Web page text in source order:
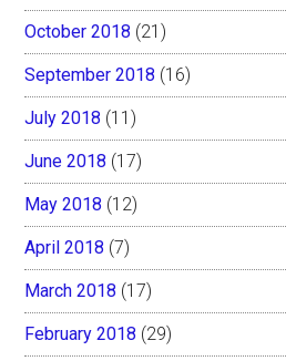
October 2018 (21)
September 2018 (16)
July 2018 (11)
June 2018 (17)
May 2018 (12)
April 2018 (7)
March 2018 (17)
February 2018 (29)